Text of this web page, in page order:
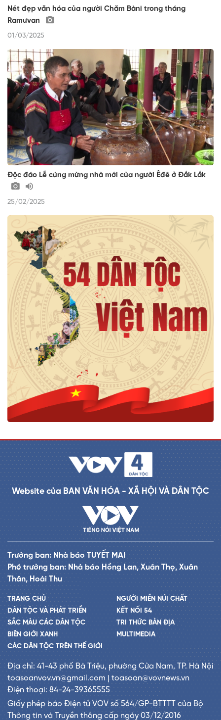
Nét đẹp văn hóa của người Chăm Bàni trong tháng
Ramưvan
01/03/2025
Độc đáo Lễ cúng mừng nhà mới của người Êđê ở Đắk Lắk
25/02/2025
Website của BAN VĂN HÓA - XÃ HỘI VÀ DÂN TỘC
Trưởng ban: Nhà báo TUYẾT MAI
Phó trưởng ban: Nhà báo Hồng Lan, Xuân Thọ, Xuân
Thân, Hoài Thu
TRANG CHỦ
DÂN TỘC VÀ PHÁT TRIỂN
SẮC MÀU CÁC DÂN TỘC
BIÊN GIỚI XANH
CÁC DÂN TỘC TRÊN THẾ GIỚI
NGƯỜI MIỀN NÚI CHẤT
KẾT NỐI 54
TRI THỨC BẢN ĐỊA
MULTIMEDIA
Địa chỉ: 41-43 phố Bà Triệu, phường Cửa Nam, TP. Hà Nội
toasoanvov.vn@gmail.com | toasoan@vovnews.vn
Điện thoại: 84-24-39365555
Giấy phép báo Điện tử VOV số 564/GP-BTTTT của Bộ
Thông tin và Truyền thông cấp ngày 03/12/2016